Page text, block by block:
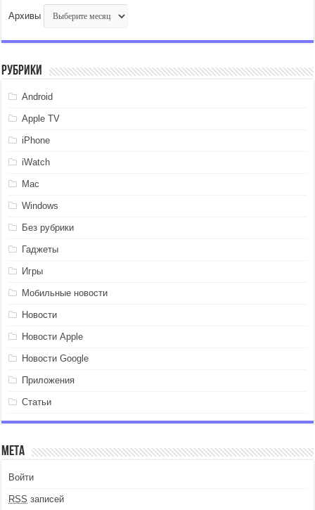
Архивы
Рубрики
Android
Apple TV
iPhone
iWatch
Mac
Windows
Без рубрики
Гаджеты
Игры
Мобильные новости
Новости
Новости Apple
Новости Google
Приложения
Статьи
Мета
Войти
RSS записей